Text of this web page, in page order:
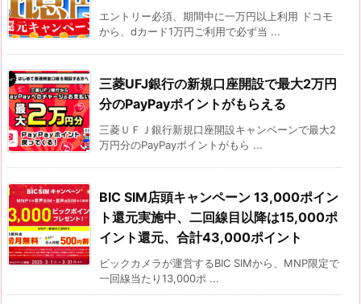
エントリー必須、期間中に一万円以上利用 ドコモ
から、dカード1万円ご利用で必ず当 ...
三菱UFJ銀行の新規口座開設で最大2万円
分のPayPayポイントがもらえる
三菱ＵＦＪ銀行新規口座開設キャンペーンで最大2
万円分のPayPayポイントがもら ...
BIC SIM店頭キャンペーン 13,000ポイン
ト還元実施中、二回線目以降は15,000ポ
イント還元、合計43,000ポイント
ビックカメラが運営するBIC SIMから、MNP限定で
一回線当たり13,000ポ ...